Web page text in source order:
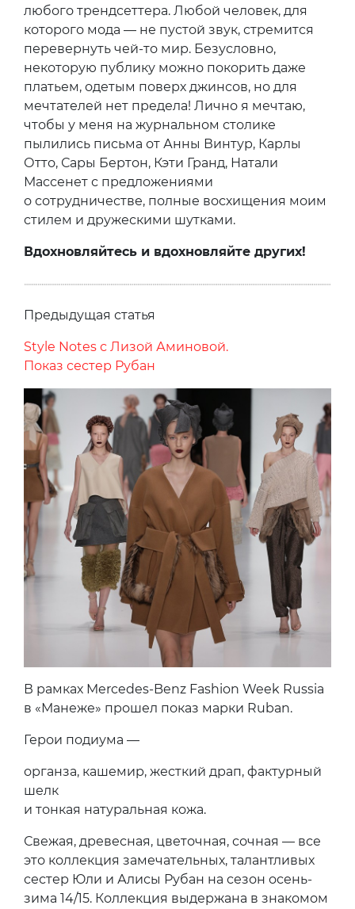
любого трендсеттера. Любой человек, для
которого мода — не пустой звук, стремится
перевернуть чей-то мир. Безусловно,
некоторую публику можно покорить даже
платьем, одетым поверх джинсов, но для
мечтателей нет предела! Лично я мечтаю,
чтобы у меня на журнальном столике
пылились письма от Анны Винтур, Карлы
Отто, Сары Бертон, Кэти Гранд, Натали
Массенет с предложениями
о сотрудничестве, полные восхищения моим
стилем и дружескими шутками.
Вдохновляйтесь и вдохновляйте других!
Предыдущая статья
Style Notes с Лизой Аминовой.
Показ сестер Рубан
В рамках Mercedes-Benz Fashion Week Russia
в «Манеже» прошел показ марки Ruban.
Герои подиума —
органза, кашемир, жесткий драп, фактурный
шелк
и тонкая натуральная кожа.
Свежая, древесная, цветочная, сочная — все
это коллекция замечательных, талантливых
сестер Юли и Алисы Рубан на сезон осень-
зима 14/15. Коллекция выдержана в знакомом